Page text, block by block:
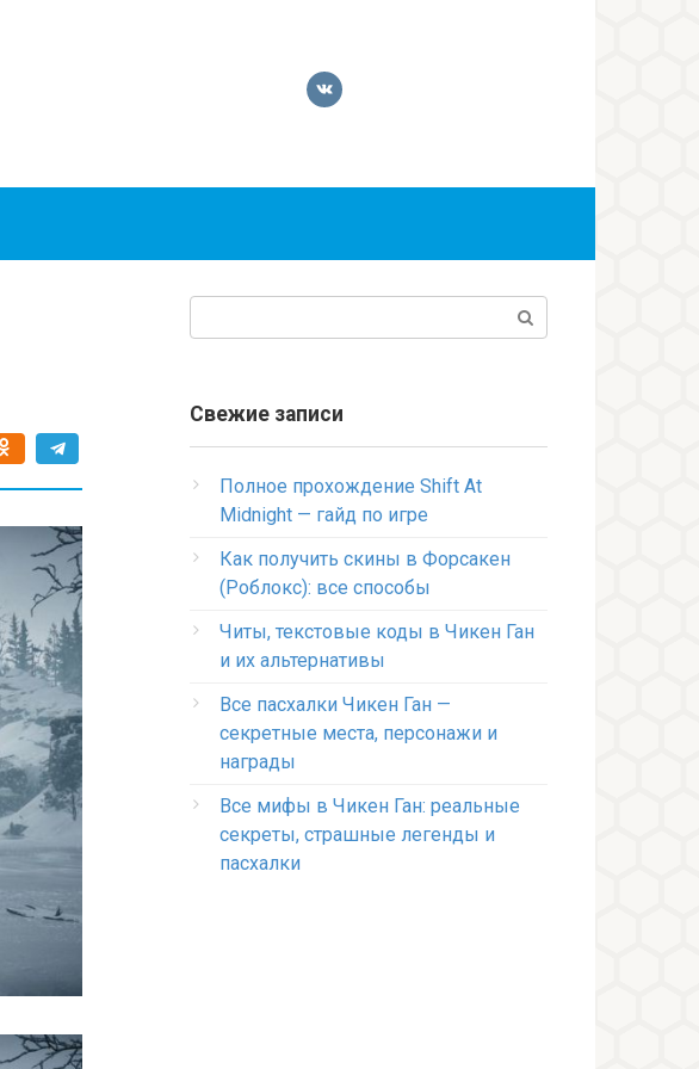
Свежие записи
Полное прохождение Shift At
Midnight — гайд по игре
Как получить скины в Форсакен
(Роблокс): все способы
Читы, текстовые коды в Чикен Ган
и их альтернативы
Все пасхалки Чикен Ган —
секретные места, персонажи и
награды
Все мифы в Чикен Ган: реальные
секреты, страшные легенды и
пасхалки